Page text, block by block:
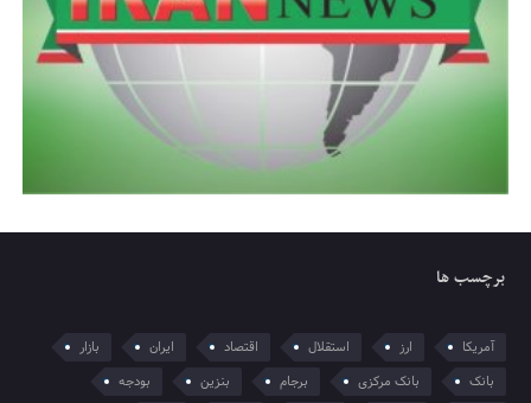
برچسب ها
آمریکا ارز استقلال اقتصاد ایران
بازار
بانک
بانک مرکزی برجام بنزین
بودجه